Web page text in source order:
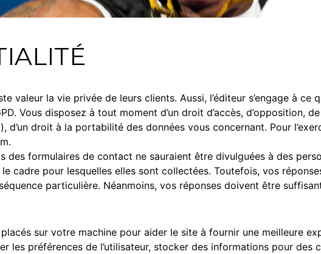
valeur la vie privée de leurs clients. Aussi, l’éditeur s’engage à ce
Vous disposez à tout moment d’un droit d’accès, d’opposition,
droit à la portabilité des données vous concernant. Pour
.
des formulaires de contact ne sauraient être divulguées à des
cadre pour lesquelles elles sont collectées. Toutefois, vos
particulière. Néanmoins, vos réponses doivent être
sur votre machine pour aider le site à fournir une meilleure
les préférences de l’utilisateur, stocker des informations pour des